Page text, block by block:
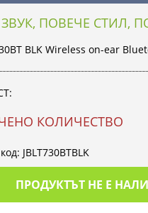
ПОВЕЧЕ СТИЛ,
BLK Wireless on-ear
КОЛИЧЕСТВО
JBLT730BTBLK
ПРОДУКТЪТ НЕ Е